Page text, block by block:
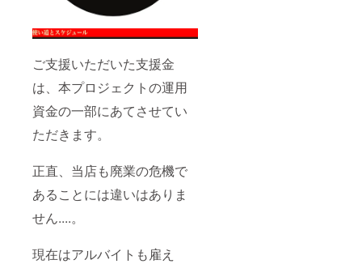
ご支援いただいた支援金
は、本プロジェクトの運用
資金の一部にあてさせてい
ただきます。
正直、当店も廃業の危機で
あることには違いはありま
せん....。
現在はアルバイトも雇え